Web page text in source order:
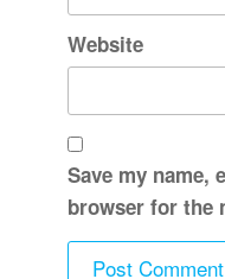
Website
Save my name,
browser for the